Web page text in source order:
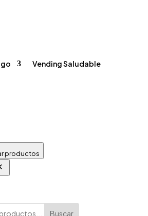
Vending Saludable
productos
Buscar